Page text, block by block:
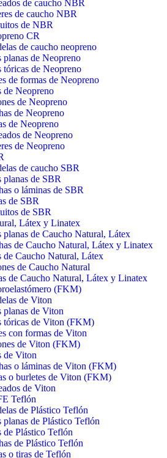
de caucho NBR
de caucho NBR
de NBR
CR
de caucho neopreno
planas de Neopreno
tóricas de Neopreno
de formas de Neopreno
de Neopreno
de Neopreno
de Neopreno
de Neopreno
de Neopreno
de Neopreno
de caucho SBR
planas de SBR
o láminas de SBR
de SBR
de SBR
Látex y Linatex
planas de Caucho Natural, Látex
de Caucho Natural, Látex y Linatex
de Caucho Natural, Látex
de Caucho Natural
de Caucho Natural, Látex y Linatex
(FKM)
de Viton
planas de Viton
tóricas de Viton (FKM)
con formas de Viton
de Viton (FKM)
de Viton
o láminas de Viton (FKM)
o burletes de Viton (FKM)
de Viton
Teflón
de Plástico Teflón
planas de Plástico Teflón
de Plástico Teflón
de Plástico Teflón
o tiras de Teflón